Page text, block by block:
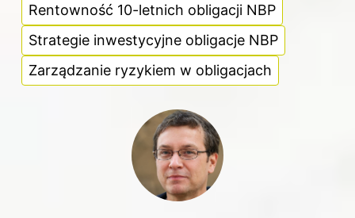
Rentowność 10-letnich obligacji NBP
Strategie inwestycyjne obligacje NBP
Zarządzanie ryzykiem w obligacjach